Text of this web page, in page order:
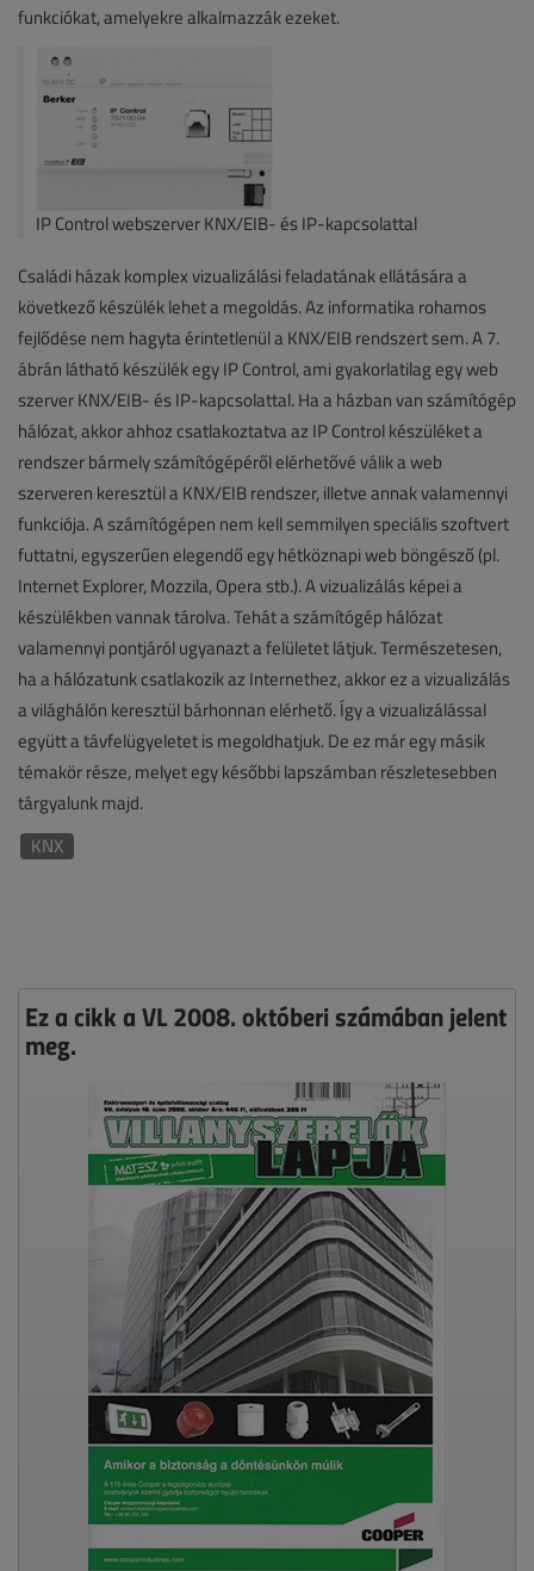
funkciókat, amelyekre alkalmazzák ezeket.
IP Control webszerver KNX/EIB- és IP-kapcsolattal
Családi házak komplex vizualizálási feladatának ellátására a
következő készülék lehet a megoldás. Az informatika rohamos
fejlődése nem hagyta érintetlenül a KNX/EIB rendszert sem. A 7.
ábrán látható készülék egy IP Control, ami gyakorlatilag egy web
szerver KNX/EIB- és IP-kapcsolattal. Ha a házban van számítógép
hálózat, akkor ahhoz csatlakoztatva az IP Control készüléket a
rendszer bármely számítógépéről elérhetővé válik a web
szerveren keresztül a KNX/EIB rendszer, illetve annak valamennyi
funkciója. A számítógépen nem kell semmilyen speciális szoftvert
futtatni, egyszerűen elegendő egy hétköznapi web böngésző (pl.
Internet Explorer, Mozzila, Opera stb.). A vizualizálás képei a
készülékben vannak tárolva. Tehát a számítógép hálózat
valamennyi pontjáról ugyanazt a felületet látjuk. Természetesen,
ha a hálózatunk csatlakozik az Internethez, akkor ez a vizualizálás
a világhálón keresztül bárhonnan elérhető. Így a vizualizálással
együtt a távfelügyeletet is megoldhatjuk. De ez már egy másik
témakör része, melyet egy későbbi lapszámban részletesebben
tárgyalunk majd.
KNX
Ez a cikk a VL 2008. októberi számában jelent
meg.